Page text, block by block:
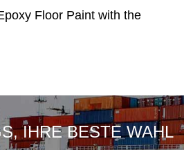
Floor Paint with the
IHRE BESTE WAHL